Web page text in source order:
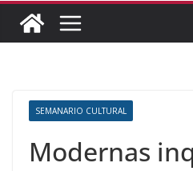
SEMANARIO CULTURAL
Modernas